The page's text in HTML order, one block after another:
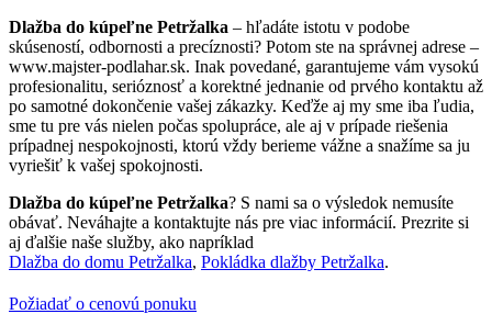
Dlažba do kúpeľne Petržalka – hľadáte istotu v podobe
skúseností, odbornosti a precíznosti? Potom ste na správnej adrese –
www.majster-podlahar.sk. Inak povedané, garantujeme vám vysokú
profesionalitu, serióznosť a korektné jednanie od prvého kontaktu až
po samotné dokončenie vašej zákazky. Keďže aj my sme iba ľudia,
sme tu pre vás nielen počas spolupráce, ale aj v prípade riešenia
prípadnej nespokojnosti, ktorú vždy berieme vážne a snažíme sa ju
vyriešiť k vašej spokojnosti.
Dlažba do kúpeľne Petržalka? S nami sa o výsledok nemusíte
obávať. Neváhajte a kontaktujte nás pre viac informácií. Prezrite si
aj ďalšie naše služby, ako napríklad
Dlažba do domu Petržalka, Pokládka dlažby Petržalka.
Požiadať o cenovú ponuku